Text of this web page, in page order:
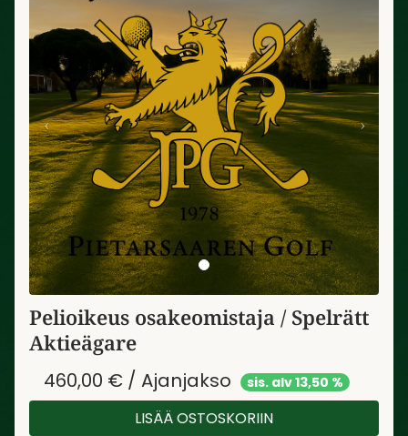
Pelioikeus osakeomistaja / Spelrätt
Aktieägare
460,00 € / Ajanjakso sis. alv 13,50 %
LISÄÄ OSTOSKORIIN